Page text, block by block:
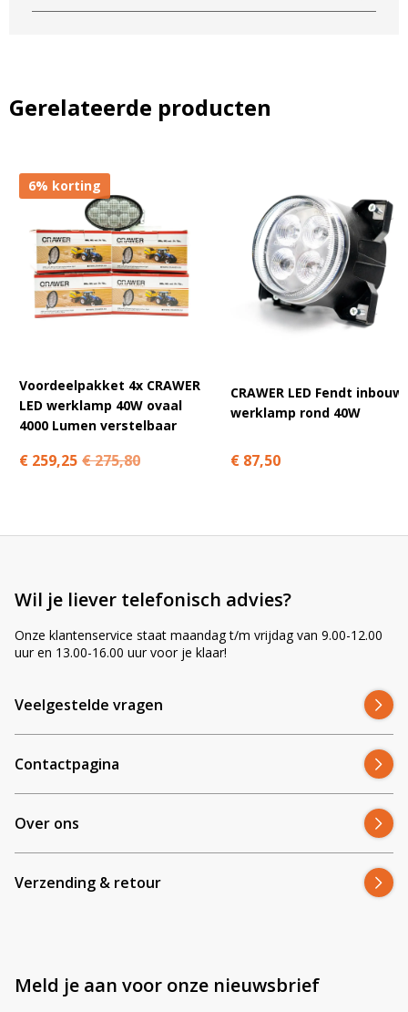
Gerelateerde producten
6% korting
Voordeelpakket 4x CRAWER
LED werklamp 40W ovaal
4000 Lumen verstelbaar
€ 259,25 € 275,80
CRAWER LED Fendt inbouw
werklamp rond 40W
€ 87,50
Wil je liever telefonisch advies?
Onze klantenservice staat maandag t/m vrijdag van 9.00-12.00
uur en 13.00-16.00 uur voor je klaar!
Veelgestelde vragen
Contactpagina
Over ons
Verzending & retour
Meld je aan voor onze nieuwsbrief